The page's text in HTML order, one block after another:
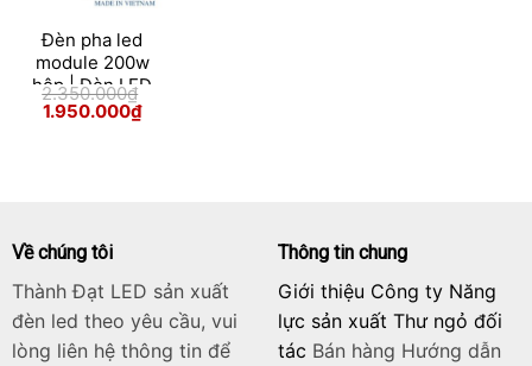
Đèn pha led
module 200w
hộp | Đèn LED
pha ngoài trời
2.350.000₫
Giá
gốc
1.950.000₫Giá
hiện
Về chúng tôi
Thành Đạt LED sản xuất
đèn led theo yêu cầu, vui
lòng liên hệ thông tin để
Thông tin chung
Giới thiệu Công ty Năng
lực sản xuất Thư ngỏ đối
tác Bán hàng Hướng dẫn